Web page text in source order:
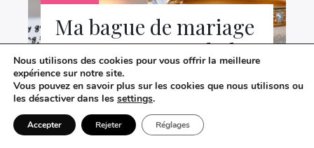
Ma bague de mariage
en or est un symbole
fort de notre union,
voici mon avis
Le 26 novembre 2024
Nous utilisons des cookies pour vous offrir la meilleure
expérience sur notre site.
Vous pouvez en savoir plus sur les cookies que nous utilisons ou
les désactiver dans les settings.
Accepter Rejeter Réglages